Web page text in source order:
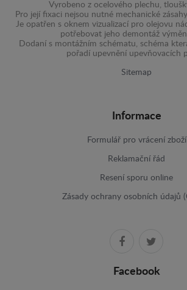
Vyrobeno z ocelového plechu,
Pro její fixaci nejsou nutné mechanické
Je opatřen s oknem vizualizací pro olejovu
potřebovat jeho demontáž
Dodaní s montážním schématu, schéma
pořadí upevnění upevňovacích
Sitemap
Informace
Formulář pro vrácení zboží
Reklamační řád
Resení sporu online
Zásady ochrany osobních údajů
Facebook